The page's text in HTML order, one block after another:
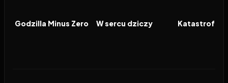
FILM
Godzilla Minus Zero FILM
W sercu dziczy FILM
Katastrofa